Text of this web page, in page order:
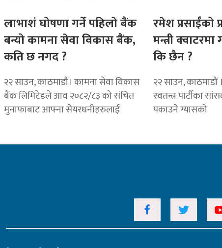
लाभाशं घोषणा गर्ने पहिलो बैंक
बन्यो कामना सेवा विकास बैंक,
कति छ नगद ?
२२ साउन, काठमाडाैं। कामना सेवा विकास
बैंक लिमिटेडले आव २०८२/८३ को संचित
मुनाफाबाट आफ्ना सेयरधनीहरुलाई
रमेश प्रसाईंको
मन्त्री
कि छैन ?
२२ साउन, काठमाडौं
स्वतन्त्र पार्टीका
पकाउने ग्यासको